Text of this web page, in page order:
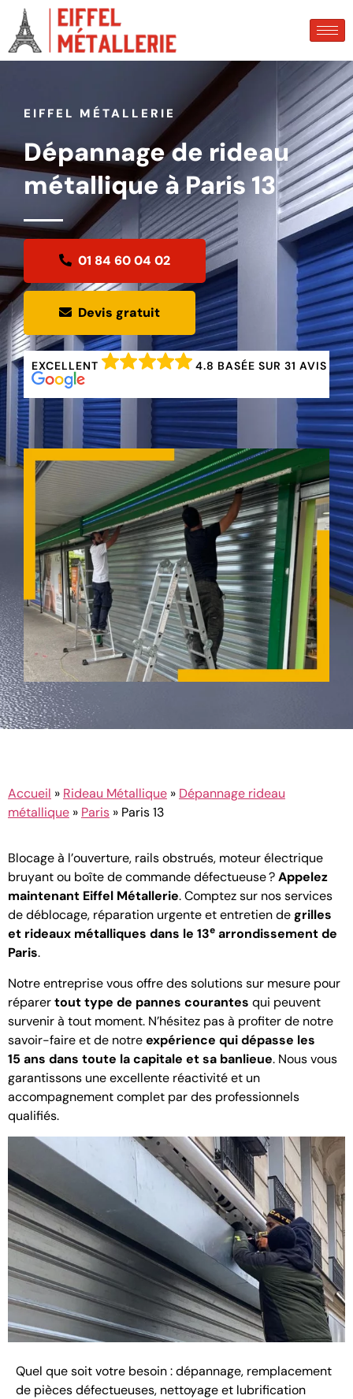
EIFFEL MÉTALLERIE
Dépannage de rideau
métallique à Paris 13
01 84 60 04 02
Devis gratuit
EXCELLENT 4.8 BASÉE SUR 31 AVIS
Accueil » Rideau Métallique » Dépannage rideau
métallique » Paris » Paris 13
Blocage à l’ouverture, rails obstrués, moteur électrique
bruyant ou boîte de commande défectueuse ?Appelez
maintenant Eiffel Métallerie. Comptez sur nos services
de déblocage, réparation urgente et entretien degrilles
et rideaux métalliques dans le 13e arrondissement de
Paris.
Notre entreprise vous offre des solutions sur mesure pour
réparertout type de pannes courantes qui peuvent
survenir à tout moment. N’hésitez pas à profiter de notre
savoir-faire et de notreexpérience qui dépasse les
15 ans dans toute la capitale et sa banlieue. Nous vous
garantissons une excellente réactivité et un
accompagnement complet par des professionnels
qualifiés.
Quel que soit votre besoin : dépannage, remplacement
de pièces défectueuses, nettoyage et lubrification